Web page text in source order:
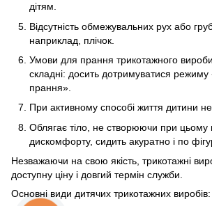
дітям.
Відсутність обмежувальних рух або
наприклад, плічок.
Умови для прання трикотажного
складні: досить дотримуватися режиму
прання».
При активному способі життя дитини
Облягає тіло, не створюючи при цьому
дискомфорту, сидить акуратно і по
Незважаючи на свою якість, трикотажні
доступну ціну і довгий термін служби.
Основні види дитячих трикотажних виробів: